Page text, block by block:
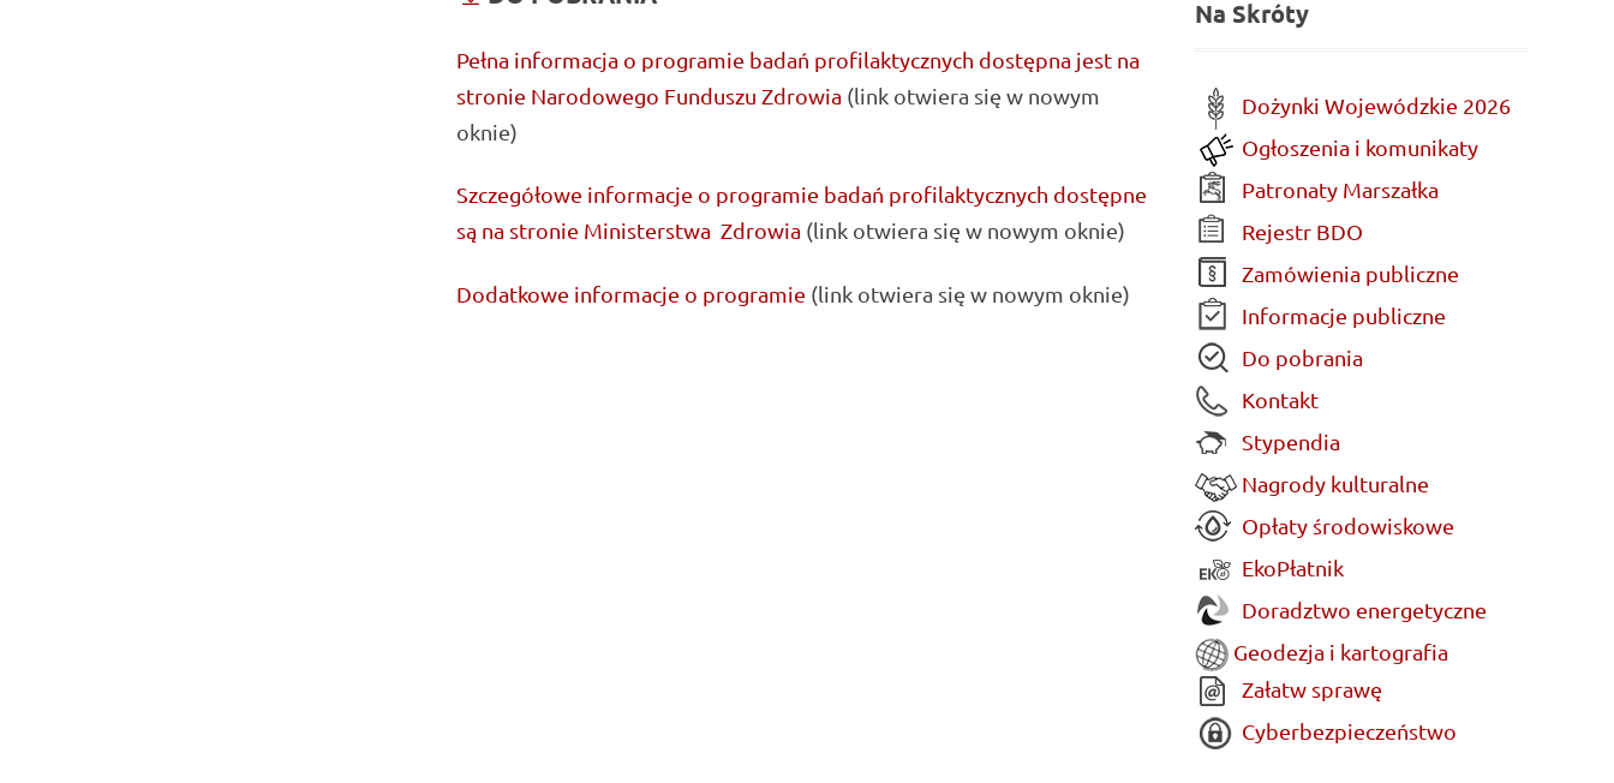
Pełna informacja o programie badań profilaktycznych dostępna jest na
stronie Narodowego Funduszu Zdrowia (link otwiera się w nowym
oknie)
Szczegółowe informacje o programie badań profilaktycznych dostępne
są na stronie Ministerstwa Zdrowia (link otwiera się w nowym oknie)
Dodatkowe informacje o programie (link otwiera się w nowym oknie)
Na Skróty
Dożynki Wojewódzkie 2026
Ogłoszenia i komunikaty
Patronaty Marszałka
Rejestr BDO
Zamówienia publiczne
Informacje publiczne
Do pobrania
Kontakt
Stypendia
Nagrody kulturalne
Opłaty środowiskowe
EkoPłatnik
Doradztwo energetyczne
Geodezja i kartografia
Załatw sprawę
Cyberbezpieczeństwo